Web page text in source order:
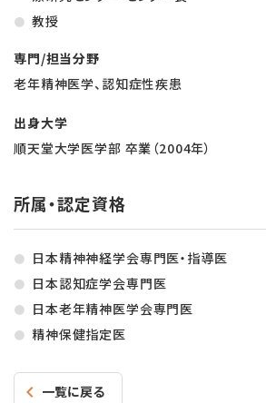
教授
専門/担当分野
老年精神医学、認知症性疾患
出身大学
順天堂大学医学部 卒業（2004年）
所属・認定資格
日本精神神経学会専門医・指導医
日本認知症学会専門医
日本老年精神医学会専門医
精神保健指定医
一覧に戻る